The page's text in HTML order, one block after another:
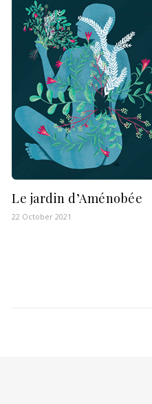
Le jardin d’Aménobée
22 October 2021